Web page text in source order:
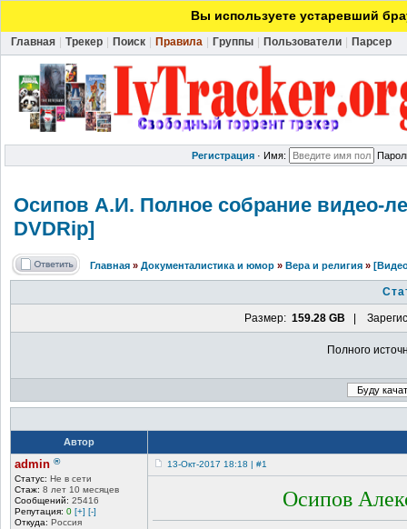
Вы используете устаревший
Главная Трекер Поиск Правила Группы Пользователи Парсер
Регистрация · Имя:
Осипов А.И. Полное собрание видео-
DVDRip]
Главная » Документалистика и юмор » Вера и религия »
Размер: 159.28 GB |
Полного
Автор
admin ®
Статус: Не в сети
Стаж: 8 лет 10 месяцев
Сообщений: 25416
Репутация: 0 [+] [-]
Откуда: Россия
13-Окт-2017 18:18 | #1
Осипов